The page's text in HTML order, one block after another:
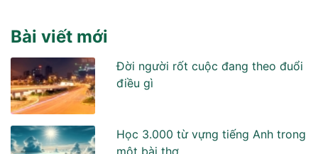
Bài viết mới
Đời người rốt cuộc đang theo đuổi
điều gì
Học 3.000 từ vựng tiếng Anh trong
môt bài thơ